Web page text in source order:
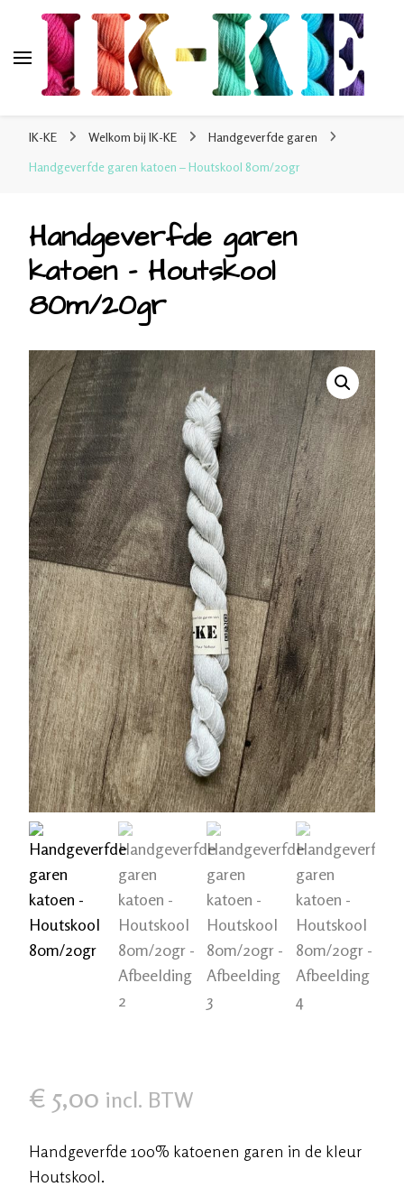
sokkenwol
IK-KE Welkom bij IK-KE
Handgeverfde garen
Handgeverfde garen katoen – Houtskool 80m/20gr
Handgeverfde garen
katoen – Houtskool
80m/20gr
€ 5,00 incl. BTW
Handgeverfde 100% katoenen garen in de kleur
Houtskool.